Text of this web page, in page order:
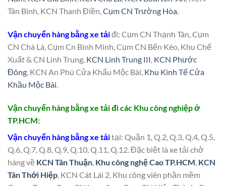
Tân Bình, KCN Thanh Điền,Cụm CN Trường Hòa.
Vận chuyển hàng bằng xe tảiđi: Cụm CN Thạnh Tân, Cụm
CN Chà Là, Cụm Cn Bình Minh, Cụm CN Bến Kéo, Khu Chế
Xuất & CN Linh Trung, KCN Linh Trung III, KCN Phước
Đông, KCN An Phú Cửa Khẩu Mộc Bài, Khu Kinh Tế Cửa
Khầu Mộc Bài.
Vận chuyển hàng bằng xe tải đi các Khu công nghiệp ở
TP.HCM:
Vận chuyển hàng bằng xe tảitại: Quận 1, Q.2, Q.3, Q.4, Q.5,
Q.6, Q.7, Q.8, Q.9, Q.10, Q.11, Q.12. Đặc biệt là xe tải chở
hàng về KCN Tân Thuận, Khu công nghệ Cao TP.HCM, KCN
Tân Thới Hiệp, KCN Cát Lái 2, Khu công viên phần mềm